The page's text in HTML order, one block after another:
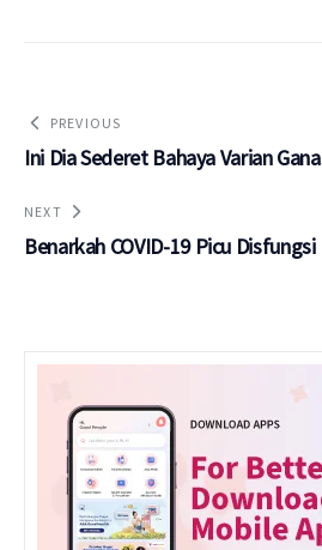
PREVIOUS
Ini Dia Sederet Bahaya Varian
NEXT
Benarkah COVID-19 Picu